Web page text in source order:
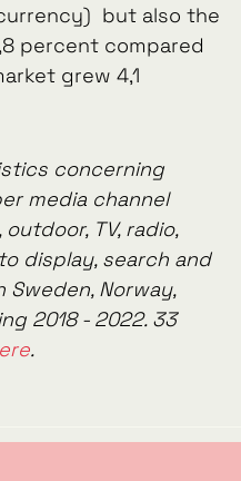
but also the
percent compared
grew 4,1
concerning
media channel
TV, radio,
display, search and
Norway,
2018 - 2022. 33
.